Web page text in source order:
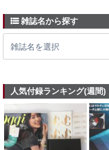
雑誌名から探す
人気付録ランキング(週間)